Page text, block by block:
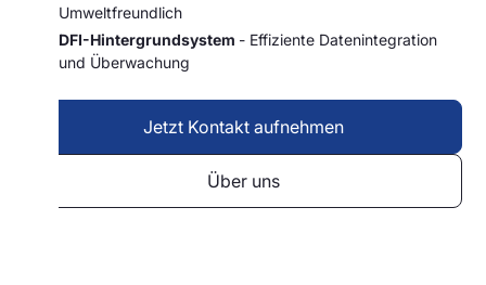
Umweltfreundlich
DFI-Hintergrundsystem - Effiziente Datenintegration
und Überwachung
Jetzt Kontakt aufnehmen
Über uns